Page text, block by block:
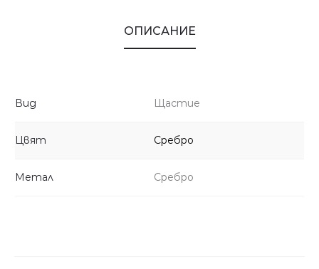
ОПИСАНИЕ
Вид Щастие
Цвят Сребро
Метал Сребро